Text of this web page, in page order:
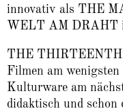
innovativ als THE
WELT AM DRAHT
THE THIRTEENTH
Filmen am
Kulturware am
didaktisch und schon